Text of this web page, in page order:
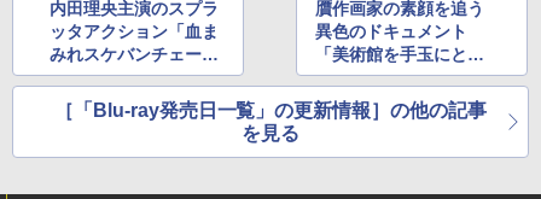
内田理央主演のスプラ
ッタアクション「血ま
みれスケバンチェーン
ソー」など13本
贋作画家の素顔を追う
異色のドキュメント
「美術館を手玉にとっ
た男」など17本
［「Blu-ray発売日一覧」の更新情報］の他の記事
を見る